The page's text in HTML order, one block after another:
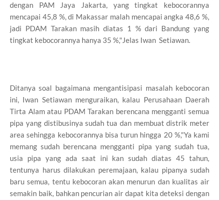
dengan PAM Jaya Jakarta, yang tingkat kebocorannya
mencapai 45,8 %, di Makassar malah mencapai angka 48,6 %,
jadi PDAM Tarakan masih diatas 1 % dari Bandung yang
tingkat kebocorannya hanya 35 %,"Jelas Iwan Setiawan.
Ditanya soal bagaimana mengantisipasi masalah kebocoran
ini, Iwan Setiawan menguraikan, kalau Perusahaan Daerah
Tirta Alam atau PDAM Tarakan berencana mengganti semua
pipa yang distibusinya sudah tua dan membuat distrik meter
area sehingga kebocorannya bisa turun hingga 20 %,"Ya kami
memang sudah berencana mengganti pipa yang sudah tua,
usia pipa yang ada saat ini kan sudah diatas 45 tahun,
tentunya harus dilakukan peremajaan, kalau pipanya sudah
baru semua, tentu kebocoran akan menurun dan kualitas air
semakin baik, bahkan pencurian air dapat kita deteksi dengan